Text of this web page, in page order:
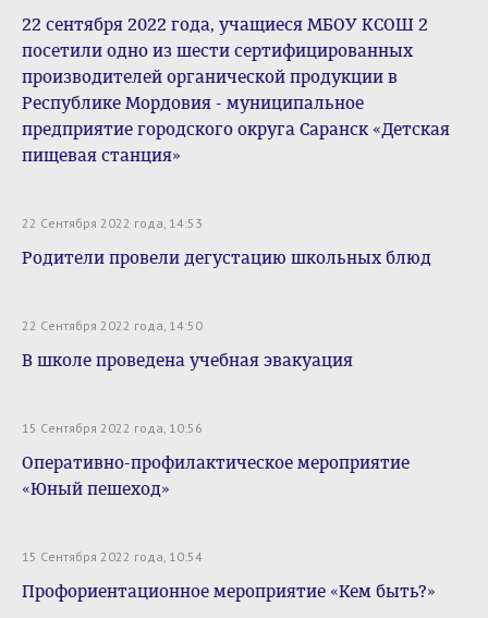
22 сентября 2022 года, учащиеся МБОУ КСОШ 2
посетили одно из шести сертифицированных
производителей органической продукции в
Республике Мордовия - муниципальное
предприятие городского округа Саранск «Детская
пищевая станция»
22 Сентября 2022 года, 14:53
Родители провели дегустацию школьных блюд
22 Сентября 2022 года, 14:50
В школе проведена учебная эвакуация
15 Сентября 2022 года, 10:56
Оперативно-профилактическое мероприятие
«Юный пешеход»
15 Сентября 2022 года, 10:54
Профориентационное мероприятие «Кем быть?»